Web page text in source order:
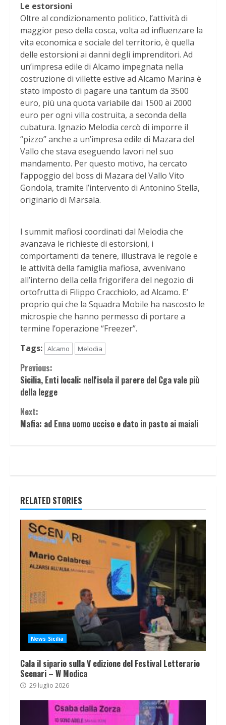
Le estorsioni
Oltre al condizionamento politico, l’attività di
maggior peso della cosca, volta ad influenzare la
vita economica e sociale del territorio, è quella
delle estorsioni ai danni degli imprenditori. Ad
un’impresa edile di Alcamo impegnata nella
costruzione di villette estive ad Alcamo Marina è
stato imposto di pagare una tantum da 3500
euro, più una quota variabile dai 1500 ai 2000
euro per ogni villa costruita, a seconda della
cubatura. Ignazio Melodia cercò di imporre il
“pizzo” anche a un’impresa edile di Mazara del
Vallo che stava eseguendo lavori nel suo
mandamento. Per questo motivo, ha cercato
l’appoggio del boss di Mazara del Vallo Vito
Gondola, tramite l’intervento di Antonino Stella,
originario di Marsala.
I summit mafiosi coordinati dal Melodia che
avanzava le richieste di estorsioni, i
comportamenti da tenere, illustrava le regole e
le attività della famiglia mafiosa, avvenivano
all’interno della cella frigorifera del negozio di
ortofrutta di Filippo Cracchiolo, ad Alcamo. E’
proprio qui che la Squadra Mobile ha nascosto le
microspie che hanno permesso di portare a
termine l’operazione “Freezer”.
Tags: Alcamo Melodia
Continue
Reading
Previous:
Sicilia, Enti locali: nell'isola il parere del Cga vale più
della legge
Next:
Mafia: ad Enna uomo ucciso e dato in pasto ai maiali
RELATED STORIES
News Sicilia
Cala il sipario sulla V edizione del Festival Letterario
Scenari – W Modica
29 luglio 2026